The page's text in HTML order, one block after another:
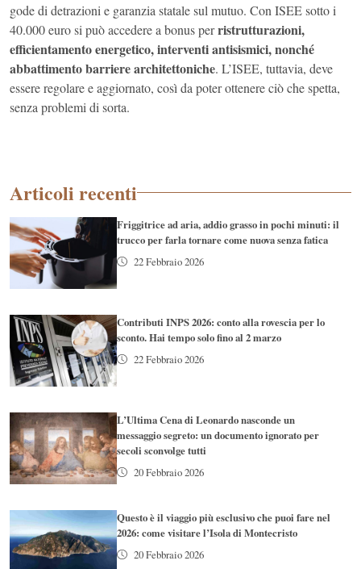
gode di detrazioni e garanzia statale sul mutuo. Con ISEE sotto i
40.000 euro si può accedere a bonus perristrutturazioni,
efficientamento energetico, interventi antisismici, nonché
abbattimento barriere architettoniche. L’ISEE, tuttavia, deve
essere regolare e aggiornato, così da poter ottenere ciò che spetta,
senza problemi di sorta.
Articoli recenti
Friggitrice ad aria, addio grasso in pochi minuti: il
trucco per farla tornare come nuova senza fatica
22 Febbraio 2026
Contributi INPS 2026: conto alla rovescia per lo
sconto. Hai tempo solo fino al 2 marzo
22 Febbraio 2026
L’Ultima Cena di Leonardo nasconde un
messaggio segreto: un documento ignorato per
secoli sconvolge tutti
20 Febbraio 2026
Questo è il viaggio più esclusivo che puoi fare nel
2026: come visitare l’Isola di Montecristo
20 Febbraio 2026